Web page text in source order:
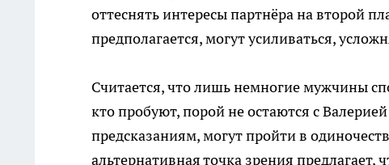
оттеснять интересы партнёра на второй
предполагается, могут усиливаться,
Считается, что лишь немногие мужчины
кто пробуют, порой не остаются с
предсказаниям, могут пройти в
альтернативная точка зрения